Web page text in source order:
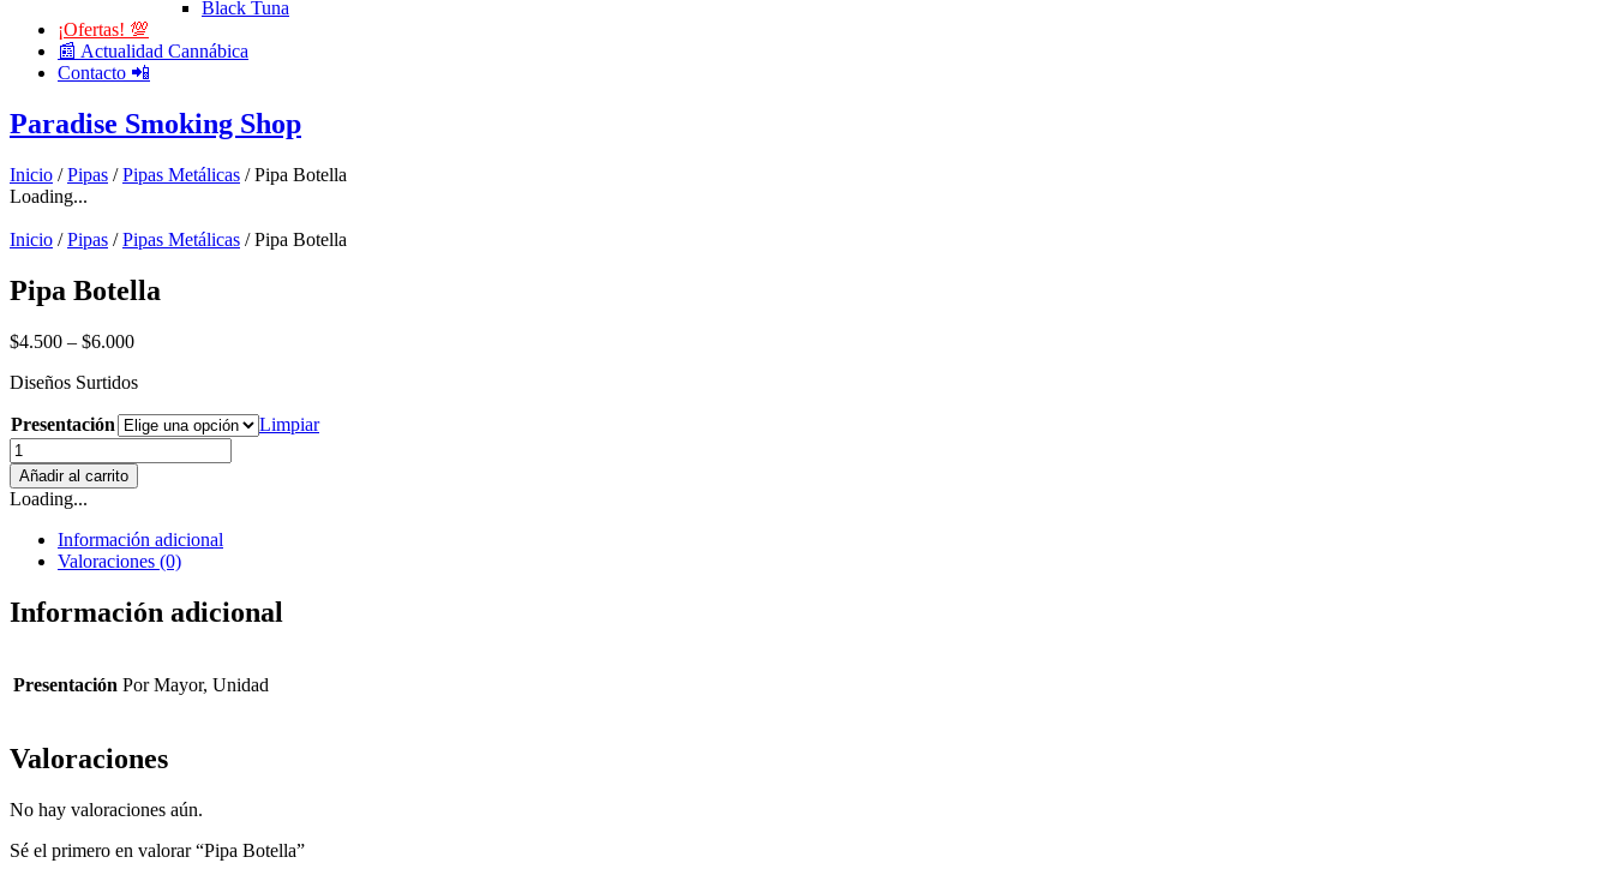
Black Tuna
¡Ofertas! 💯
📰 Actualidad Cannábica
Contacto 📲
Paradise Smoking Shop
Inicio /Pipas /Pipas Metálicas / Pipa Botella
Loading...
Inicio /Pipas /Pipas Metálicas / Pipa Botella
Pipa Botella
$4.500 – $6.000
Diseños Surtidos
Presentación
Limpiar
Pipa
Botella
cantidad
Añadir al carrito
Loading...
Información adicional
Valoraciones (0)
Información adicional
Presentación Por Mayor, Unidad
Valoraciones
No hay valoraciones aún.
Sé el primero en valorar “Pipa Botella”